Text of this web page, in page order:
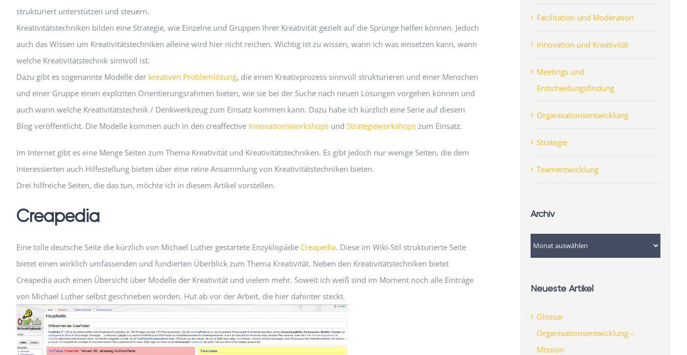
strukturiert unterstützen und steuern.
Kreativitätstechniken bilden eine Strategie, wie Einzelne und Gruppen Ihrer Kreativität gezielt auf die Sprünge helfen können. Jedoch
auch das Wissen um Kreativitätstechniken alleine wird hier nicht reichen. Wichtig ist zu wissen, wann ich was einsetzen kann, wann
welche Kreativitätstechnik sinnvoll ist.
Dazu gibt es sogenannte Modelle der kreativen Problemlösung, die einen Kreativprozess sinnvoll strukturieren und einer Menschen
und einer Gruppe einen expliziten Orientierungsrahmen bieten, wie sie bei der Suche nach neuen Lösungen vorgehen können und
auch wann welche Kreativitätstechnik / Denkwerkzeug zum Einsatz kommen kann. Dazu habe ich kürzlich eine Serie auf diesem
Blog veröffentlicht. Die Modelle kommen auch in den creaffective Innovationsworkshopsund Strategieworkshopszum Einsatz.
Im Internet gibt es eine Menge Seiten zum Thema Kreativität und Kreativitätstechniken. Es gibt jedoch nur wenige Seiten, die dem
Interessierten auch Hilfestellung bieten über eine reine Ansammlung von Kreativitätstechniken bieten.
Drei hilfreiche Seiten, die das tun, möchte ich in diesem Artikel vorstellen.
Creapedia
Eine tolle deutsche Seite die kürzlich von Michael Luther gestartete Enzyklopädie Creapedia. Diese im Wiki-Stil strukturierte Seite
bietet einen wirklich umfassenden und fundierten Überblick zum Thema Kreativität. Neben den Kreativitätstechniken bietet
Creapedia auch einen Übersicht über Modelle der Kreativität und vielem mehr. Soweit ich weiß sind im Moment noch alle Einträge
von Michael Luther selbst geschrieben worden. Hut ab vor der Arbeit, die hier dahinter steckt.
Facilitation und Moderation
Innovation und Kreativität
Meetings und
Entscheidungsfindung
Organisationsentwicklung
Strategie
Teamentwicklung
Archiv
Archiv
Neueste Artikel
Glossar
Organisationsentwicklung –
Mission